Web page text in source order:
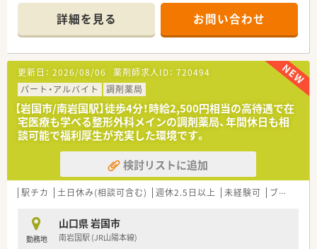
■近隣の病院から内科や外科、整形外科の処方箋をメインに応需
しており、地域に根付いた昔ながらの親しみやすい薬局となりま
す。
■1日の処方箋枚数は約50枚から60枚程度となっており、落ち着
いた環境で一人ひとりの患者様とじっくり向き合うことができ
ます。
【募集背景と求める人物像について】
■今回は店舗の体制をさらに強化し、地域の患者様に充実したサ
ービスを提供するための前向きな増員募集となっております。
■従業員のライフスタイルを大切にする社風に共感し、周囲のス
タッフと協力しながら長期的に勤務できる方を積極的にていま
■新卒の方や未経験の方、ブランクがある方でも受け入れてお
り、前向きに業務へ取り組む意欲的なお人柄の方を大いに歓迎し
想定される業務内容】
■近隣の医療機関から持ち込まれる内科や外科、整形外科の処方
詳細を見る お問い合わせ
更新日： 2026/08/06 薬剤師求人ID： 720494
パート・アルバイト
調剤薬局
【岩国市/南岩国駅】徒歩4分！時給2,500円相当の高待遇で在
宅医療も学べる整形外科メインの調剤薬局、年間休日も相
談可能で福利厚生が充実した環境です。
検討リストに追加
駅チカ 土日休み(相談可含む) 週休2.5日以上 未経験可 ブランク可
勤務地
山口県 岩国市
南岩国駅 (JR山陽本線)